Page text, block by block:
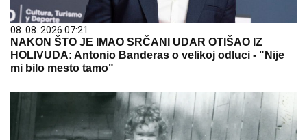
08. 08. 2026 07:21
NAKON ŠTO JE IMAO SRČANI UDAR OTIŠAO IZ
HOLIVUDA: Antonio Banderas o velikoj odluci - "Nije
mi bilo mesto tamo"